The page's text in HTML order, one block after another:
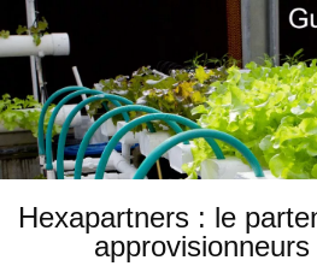
Hexapartners : le